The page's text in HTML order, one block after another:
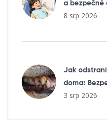
a bezpečné
8 srp 2026
Jak
doma:
3 srp 2026